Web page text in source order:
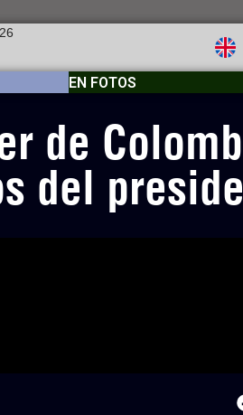
EN FOTOS
de
del